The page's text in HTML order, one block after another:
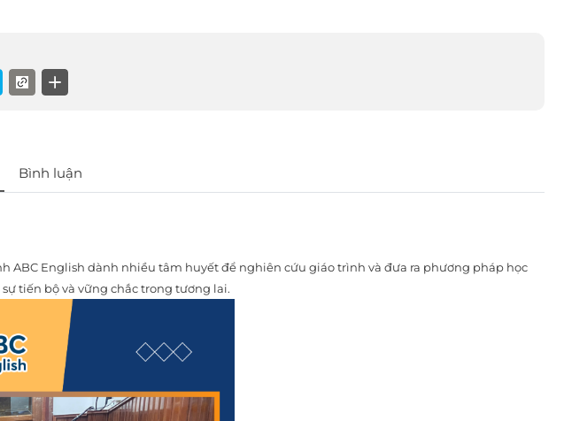
Bình luận
ABC English dành nhiều tâm huyết để nghiên cứu giáo trình và đưa ra phương pháp học
tiến bộ và vững chắc trong tương lai.